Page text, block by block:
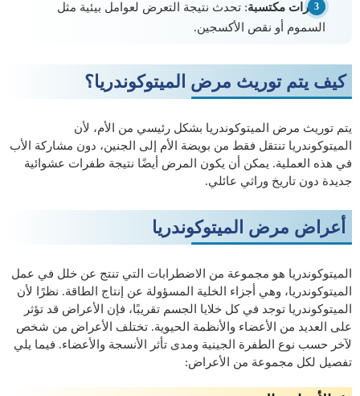
طفرات مكتسبة: تحدث نتيجة التعرض لعوامل بيئية مثل
السموم أو نقص الأكسجين.
كيف يتم توريث مرض الميتوكوندريا؟
يتم توريث مرض الميتوكوندريا بشكل رئيسي من الأم، لأن
الميتوكوندريا تنتقل فقط من بويضة الأم إلى الجنين، دون مشاركة الأب
في هذه العملية. يمكن أن يكون المرض أيضًا نتيجة طفرات عشوائية
جديدة دون تاريخ وراثي عائلي.
أعراض مرض الميتوكوندريا
الميتوكوندريا هو مجموعة من الاضطرابات التي تنتج عن خلل في عمل
الميتوكوندريا، وهي أجزاء الخلية المسؤولة عن إنتاج الطاقة. نظرًا لأن
الميتوكوندريا توجد في كل خلايا الجسم تقريبًا، فإن الأعراض قد تؤثر
على العديد من الأعضاء والأنظمة الحيوية. تختلف الأعراض من شخص
لآخر حسب نوع الطفرة الجينية ومدى تأثر الأنسجة والأعضاء. فيما يلي
تفصيل لكل مجموعة من الأعراض: